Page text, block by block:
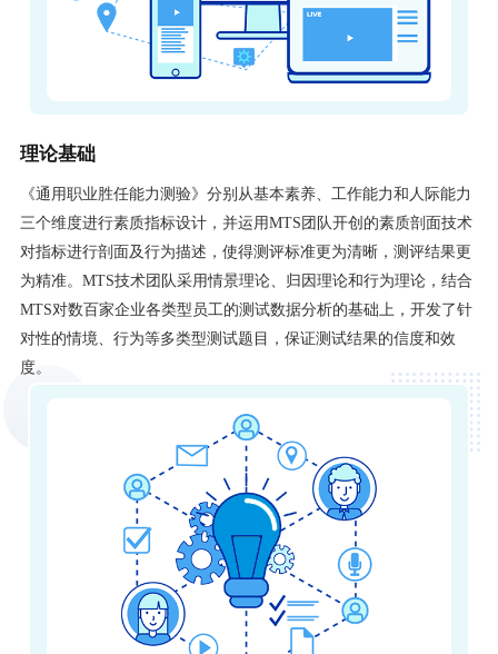
理论基础
《通用职业胜任能力测验》分别从基本素养、工作能力和人际能力
三个维度进行素质指标设计，并运用MTS团队开创的素质剖面技术
对指标进行剖面及行为描述，使得测评标准更为清晰，测评结果更
为精准。MTS技术团队采用情景理论、归因理论和行为理论，结合
MTS对数百家企业各类型员工的测试数据分析的基础上，开发了针
对性的情境、行为等多类型测试题目，保证测试结果的信度和效
度。